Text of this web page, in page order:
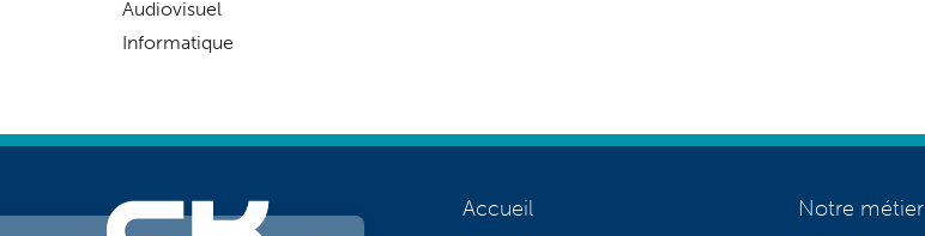
Audiovisuel
Informatique
Accueil
Notre métier